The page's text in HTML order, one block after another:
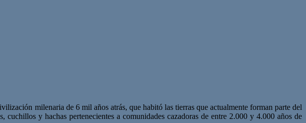
milenaria de 6 mil años atrás, que habitó las tierras que actualmente forman parte del
y hachas pertenecientes a comunidades cazadoras de entre 2.000 y 4.000 años de